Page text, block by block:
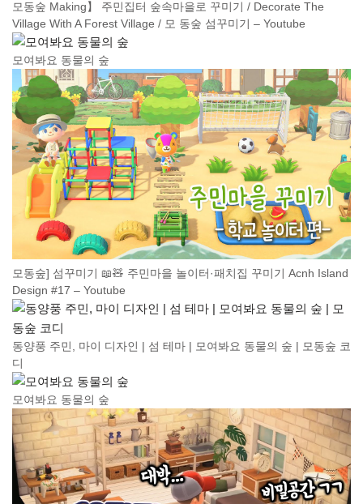
모동숲 Making】 주민집터 숲속마을로 꾸미기 / Decorate The
Village With A Forest Village / 모 동숲 섬꾸미기 – Youtube
모여봐요 동물의 숲
모동숲] 섬꾸미기 📖🧸 주민마을 놀이터·패치집 꾸미기 Acnh Island
Design #17 – Youtube
동양풍 주민, 마이 디자인 | 섬 테마 | 모여봐요 동물의 숲 | 모동숲 코
디
모여봐요 동물의 숲